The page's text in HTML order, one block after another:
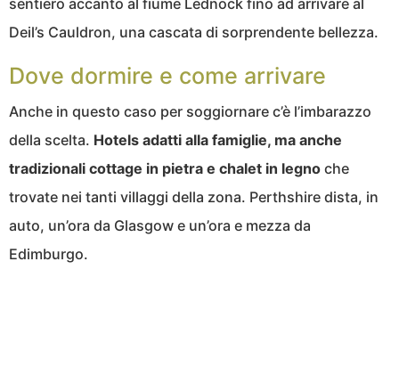
Deil’s Cauldron, una cascata di sorprendente bellezza.
Dove dormire e come arrivare
Anche in questo caso per soggiornare c’è l’imbarazzo
della scelta. Hotels adatti alla famiglie, ma anche
tradizionali cottage in pietra e chalet in legno che
trovate nei tanti villaggi della zona. Perthshire dista, in
auto, un’ora da Glasgow e un’ora e mezza da
Edimburgo.